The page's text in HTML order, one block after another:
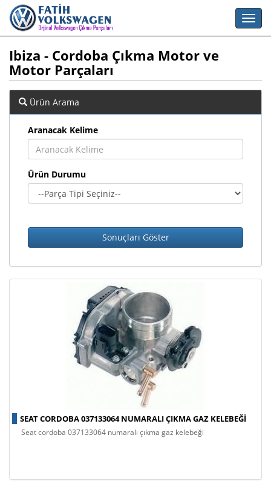
Ibiza - Cordoba Çıkma Motor ve
Motor Parçaları
Ürün Arama
Aranacak Kelime
Ürün Durumu
SEAT CORDOBA 037133064 NUMARALI ÇIKMA GAZ KELEBEĞI
seat cordoba 037133064 numaralı çıkma gaz kelebeği